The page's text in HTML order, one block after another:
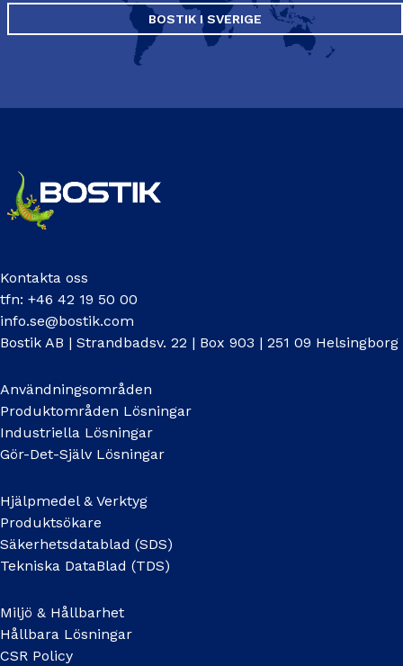
BOSTIK I SVERIGE
Kontakta oss
tfn: +46 42 19 50 00
info.se@bostik.com
Bostik AB | Strandbadsv. 22 | Box 903 | 251 09 Helsingborg
Användningsområden
Produktområden Lösningar
Industriella Lösningar
Gör-Det-Själv Lösningar
Hjälpmedel & Verktyg
Produktsökare
Säkerhetsdatablad (SDS)
Tekniska DataBlad (TDS)
Miljö & Hållbarhet
Hållbara Lösningar
CSR Policy